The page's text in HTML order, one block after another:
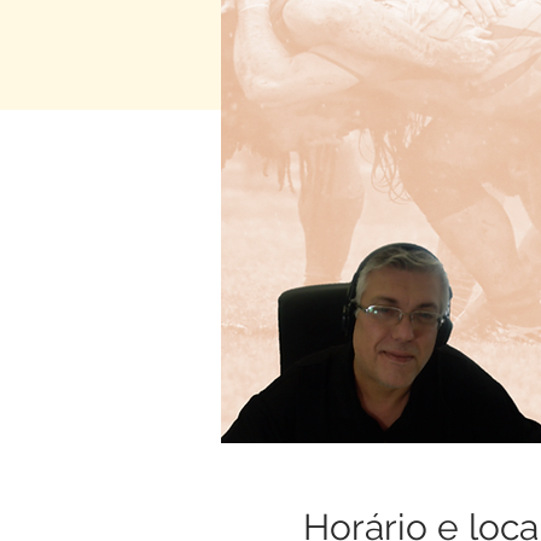
Horário e